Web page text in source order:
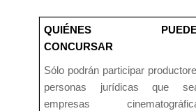
QUIÉNES
CONCURSAR
Sólo podrán participar
personas jurídicas que
empresas